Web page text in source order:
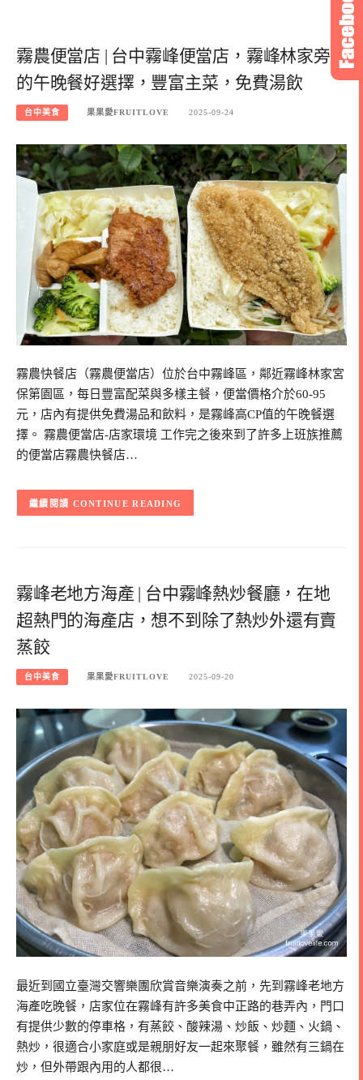
霧農便當店 | 台中霧峰便當店，霧峰林家旁
的午晚餐好選擇，豐富主菜，免費湯飲
台中美食 果果愛FRUITLOVE 2025-09-24
霧農快餐店（霧農便當店）位於台中霧峰區，鄰近霧峰林家宮
保第園區，每日豐富配菜與多樣主餐，便當價格介於60-95
元，店內有提供免費湯品和飲料，是霧峰高CP值的午晚餐選
擇。 霧農便當店-店家環境 工作完之後來到了許多上班族推薦
的便當店霧農快餐店…
CONTINUE READING
霧峰老地方海產 | 台中霧峰熱炒餐廳，在地
超熱門的海產店，想不到除了熱炒外還有賣
蒸餃
台中美食 果果愛FRUITLOVE 2025-09-20
最近到國立臺灣交響樂團欣賞音樂演奏之前，先到霧峰老地方
海產吃晚餐，店家位在霧峰有許多美食中正路的巷弄內，門口
有提供少數的停車格，有蒸餃、酸辣湯、炒飯、炒麵、火鍋、
熱炒，很適合小家庭或是親朋好友一起來聚餐，雖然有三鍋在
炒，但外帶跟內用的人都很…